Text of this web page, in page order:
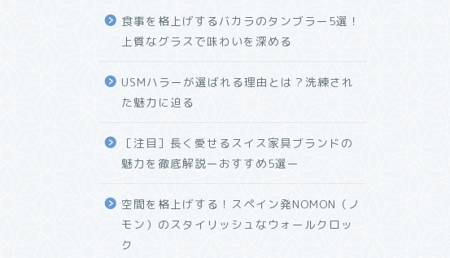
食事を格上げするバカラのタンブラー5選！
上質なグラスで味わいを深める
USMハラーが選ばれる理由とは？洗練され
た魅力に迫る
［注目］長く愛せるスイス家具ブランドの
魅力を徹底解説ーおすすめ5選ー
空間を格上げする！スペイン発NOMON（ノ
モン）のスタイリッシュなウォールクロッ
ク